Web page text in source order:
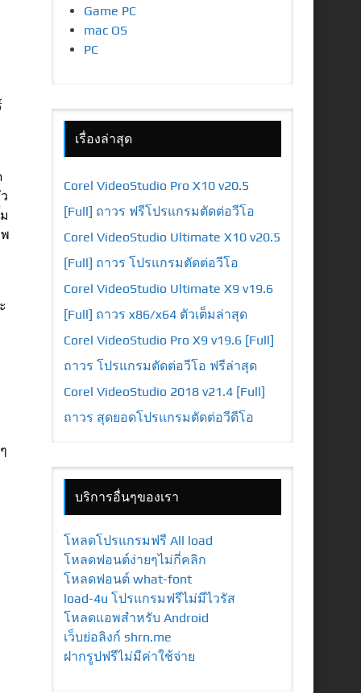
Game PC
mac OS
PC
เรื่องล่าสุด
Corel VideoStudio Pro X10 v20.5
[Full] ถาวร ฟรีโปรแกรมตัดต่อวีโอ
Corel VideoStudio Ultimate X10 v20.5
[Full] ถาวร โปรแกรมตัดต่อวีโอ
Corel VideoStudio Ultimate X9 v19.6
[Full] ถาวร x86/x64 ตัวเต็มล่าสุด
Corel VideoStudio Pro X9 v19.6 [Full]
ถาวร โปรแกรมตัดต่อวีโอ ฟรีล่าสุด
Corel VideoStudio 2018 v21.4 [Full]
ถาวร สุดยอดโปรแกรมตัดต่อวีดีโอ
บริการอื่นๆของเรา
โหลดโปรแกรมฟรี All load
โหลดฟอนต์ง่ายๆไม่กี่คลิก
โหลดฟอนต์ what-font
load-4u โปรแกรมฟรีไม่มีไวรัส
โหลดแอพสำหรับ Android
เว็บย่อลิงก์ shrn.me
ฝากรูปฟรีไม่มีค่าใช้จ่าย